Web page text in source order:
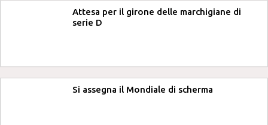
Attesa per il girone delle marchigiane di
serie D
Si assegna il Mondiale di scherma